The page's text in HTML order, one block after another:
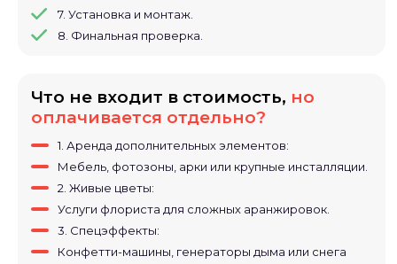
Преимущества:
Стильное и
современное
оформление.
пожеланий
7. Установка и монтаж.
8. Финальная проверка.
Что не входит в стоимость, но
оплачивается отдельно?
1. Аренда дополнительных элементов:
Мебель, фотозоны, арки или крупные инсталляции.
2. Живые цветы:
Услуги флориста для сложных аранжировок.
3. Спецэффекты:
Конфетти-машины, генераторы дыма или снега